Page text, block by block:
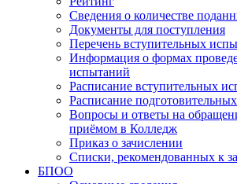
Сведения о количестве
Документы для поступления
Перечень вступительных
Информация о формах
испытаний
Расписание вступительных
Расписание
Вопросы и ответы на
приёмом в Колледж
Приказ о зачислении
Списки, рекомендованных к
БПОО